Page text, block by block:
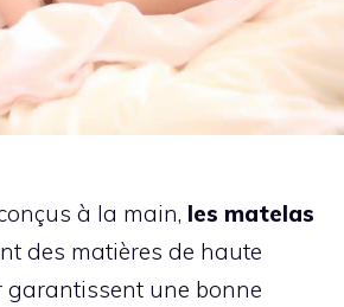
à la main, les matelas
des matières de haute
une bonne